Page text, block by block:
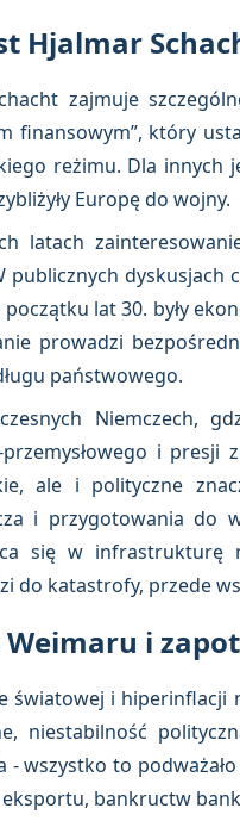
Hjalmar
zajmuje
finansowym”, który
reżimu. Dla innych
Europę do wojny.
latach
publicznych
początku lat 30. były
prowadzi
państwowego.
Niemczech,
i presji
ale i polityczne
i przygotowania do
się w
do katastrofy, przede
Weimaru i
światowej i hiperinflacji
niestabilność
- wszystko to
eksportu, bankructw